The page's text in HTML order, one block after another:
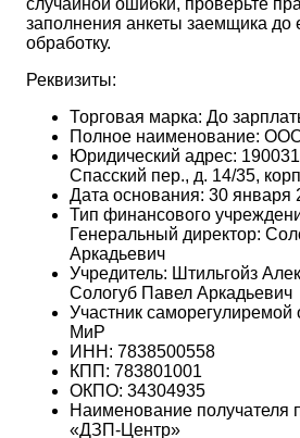
случайной ошибки, проверьте
заполнения анкеты заемщика до
обработку.
Реквизиты:
Торговая марка: До
Полное наименование:
Юридический адрес:
Спасский пер., д. 14/35,
Дата основания: 30 января
Тип финансового
Генеральный директор:
Аркадьевич
Учредитель: Штильгойз
Сологуб Павел Аркадьевич
Участник
МиР
ИНН: 7838500558
КПП: 783801001
ОКПО: 34304935
Наименование
«ДЗП-Центр»